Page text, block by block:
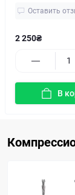
Оставить
2 250₴
В